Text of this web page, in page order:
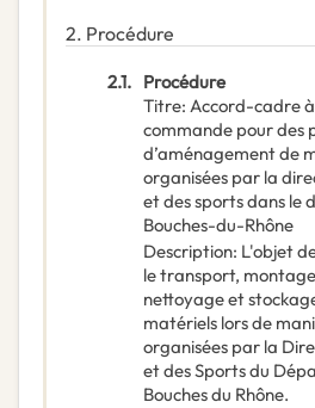
2. Procédure
2.1. Procédure
Titre: Accord-cadre
commande pour des
d’aménagement de
organisées par la
et des sports dans le
Bouches-du-Rhône
Description: L'objet
le transport,
nettoyage et
matériels lors de
organisées par la
et des Sports du
Bouches du Rhône.